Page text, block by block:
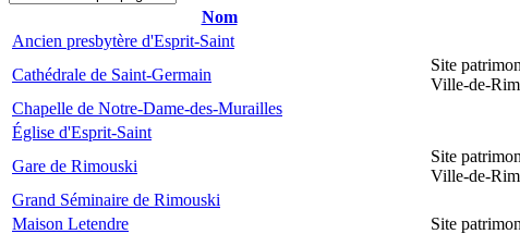
Nom
Ancien presbytère d'Esprit-Saint
Cathédrale de Saint-Germain
Site
Ville-de-
Chapelle de Notre-Dame-des-Murailles
Église d'Esprit-Saint
Gare de Rimouski
Site
Ville-de-
Grand Séminaire de Rimouski
Maison Letendre
Site